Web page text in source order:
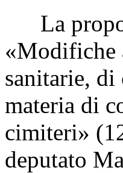
La
«Modifiche
sanitarie,
materia di
cimiteri»
deputato